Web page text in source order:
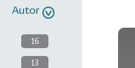
Autor
16
13